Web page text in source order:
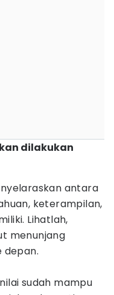
dilakukan
antara
keterampilan,
Lihatlah,
menunjang
depan.
sudah mampu